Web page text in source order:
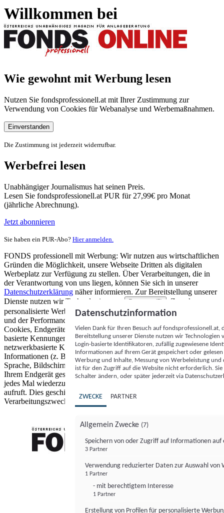
Willkommen bei
Wie gewohnt mit Werbung lesen
Nutzen Sie fondsprofessionell.at mit Ihrer Zustimmung zur
Verwendung von Cookies für Webanalyse und Werbemaßnahmen.
Einverstanden
Die Zustimmung ist jederzeit widerrufbar.
Werbefrei lesen
Unabhängiger Journalismus hat seinen Preis.
Lesen Sie fondsprofessionell.at PUR für 27,99€ pro Monat
(jährliche Abrechnung).
Jetzt abonnieren
Sie haben ein PUR-Abo? Hier anmelden.
FONDS professionell mit Werbung: Wir nutzen aus wirtschaftlichen
Gründen die Möglichkeit, unsere Webseite Dritten als digitalen
Werbeplatz zur Verfügung zu stellen. Über Verarbeitungen, die in
der Verantwortung von uns liegen, können Sie sich in unserer
Datenschutzerklärung näher informieren. Zur Bereitstellung unserer
Dienste nutzen wir Technologien von
Partnern (5)
. Zwecke:
personalisierte Werbung und Inhalte, Messung von Werbeleistung
und der Performance von Inhalten sowie Zielgruppenforschung.
Cookies, Endgeräte- oder ähnliche Online-Kennungen (z. B. login-
basierte Kennungen, zufällig generierte Kennungen,
netzwerkbasierte Kennungen) können zusammen mit anderen
Informationen (z. B. Browsertyp und Browserinformationen,
Sprache, Bildschirmgröße, unterstützte Technologien usw.) auf
Ihrem Endgerät gespeichert oder von dort ausgelesen werden, um es
jedes Mal wiederzuerkennen, wenn es eine App oder einer Webseite
aufruft. Dies geschieht für einen oder mehrere der hier aufgeführten
Verarbeitungszwecke.
Datenschutzinformation
Vielen Dank für Ihren Besuch auf
Bereitstellung unserer Dienste nutzen wir Technologien
Login-basierte Identifikatoren, zufällig zugewiesene
Informationen auf Ihrem Gerät gespeichert oder
Werbung und Inhalte, Messung von Werbeleistung
ist für den Zugriff auf die Website nicht erforderlich.
Schalter ändern, oder später jederzeit via
ZWECKE PARTNER
Allgemein Zwecke (7)
Speichern von oder Zugriff auf Informationen auf
3 Partner
Verwendung reduzierter Daten zur Auswahl von
1 Partner
- mit berechtigtem Interesse
1 Partner
Erstellung von Profilen für personalisierte
FONDS professionell